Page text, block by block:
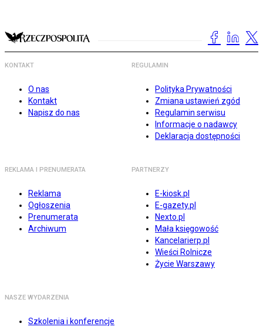
KONTAKT
O nas
Kontakt
Napisz do nas
REGULAMIN
Polityka Prywatności
Zmiana ustawień zgód
Regulamin serwisu
Informacje o nadawcy
Deklaracja dostępności
REKLAMA I PRENUMERATA
Reklama
Ogłoszenia
Prenumerata
Archiwum
PARTNERZY
E-kiosk.pl
E-gazety.pl
Nexto.pl
Mała księgowość
Kancelarierp.pl
Wieści Rolnicze
Życie Warszawy
NASZE WYDARZENIA
Szkolenia i konferencje